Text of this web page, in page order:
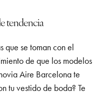
tendencia
que se toman con el
de que los modelos
Aire Barcelona te
tu vestido de boda? Te